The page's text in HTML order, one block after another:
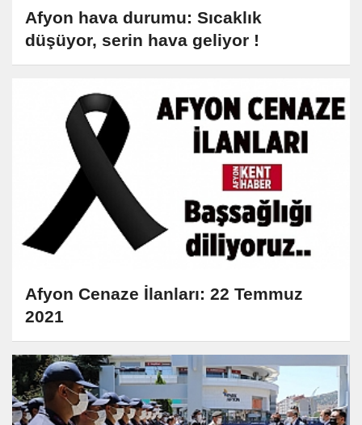
Afyon hava durumu: Sıcaklık
düşüyor, serin hava geliyor !
Afyon Cenaze İlanları: 22 Temmuz
2021